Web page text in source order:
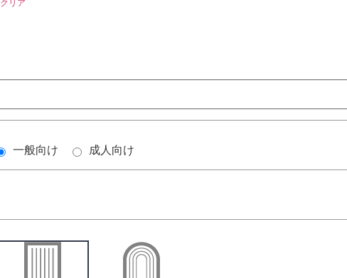
クリア
一般向け 成人向け